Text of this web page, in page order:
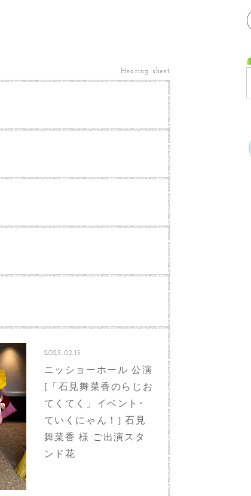
Hearing sheet
2025.02.15
ニッショーホール 公演
[「石見舞菜香のらじお
てくてく」イベント･
ていくにゃん！] 石見
舞菜香 様 ご出演スタ
ンド花